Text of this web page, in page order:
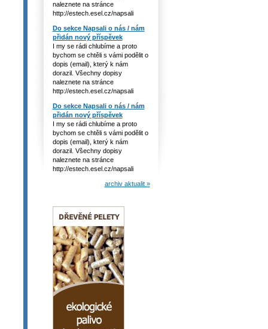
naleznete na stránce
http://estech.esel.cz/napsali
Do sekce Napsali o nás / nám
přidán nový příspěvek
I my se rádi chlubíme a proto
bychom se chtěli s vámi podělit o
dopis (email), který k nám
dorazil. Všechny dopisy
naleznete na stránce
http://estech.esel.cz/napsali
Do sekce Napsali o nás / nám
přidán nový příspěvek
I my se rádi chlubíme a proto
bychom se chtěli s vámi podělit o
dopis (email), který k nám
dorazil. Všechny dopisy
naleznete na stránce
http://estech.esel.cz/napsali
archiv aktualit »